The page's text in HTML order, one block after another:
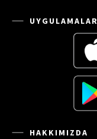
UYGULAMALAR
HAKKIMIZDA